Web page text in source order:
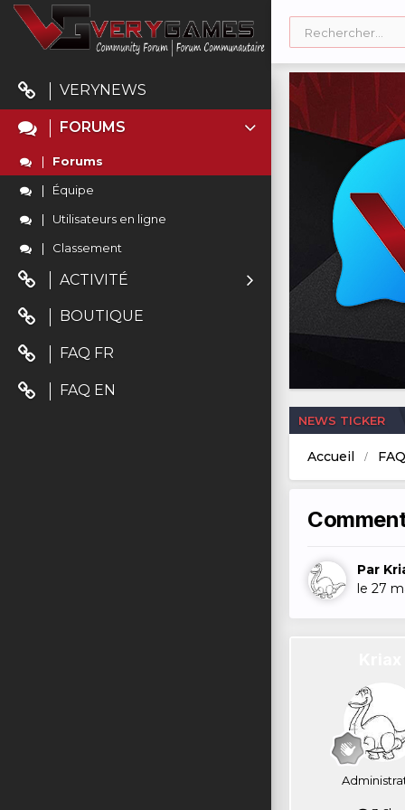
VERYNEWS
FORUMS
Forums
Équipe
Utilisateurs en ligne
Classement
ACTIVITÉ
BOUTIQUE
FAQ FR
FAQ EN
NEWS TICKER
Accueil
Par
le 27